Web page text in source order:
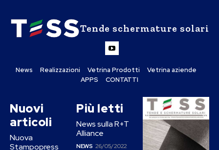
Tende schermature solari
News Realizzazioni Vetrina Prodotti
Vetrina aziende
APPS
CONTATTI
Nuovi
articoli
Nuova
Stampopress
Più letti
News sulla R+T
Alliance
NEWS 26/05/2022